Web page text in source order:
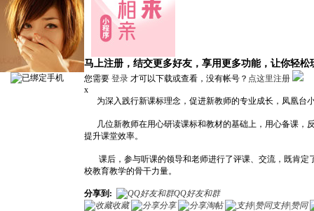
马上注册，结交更多好友，享用更多功能，让你轻松
您需要 登录 才可以下载或查看，没有帐号？ 点这里注册
x
为深入践行新课标理念，促进新教师的专业成长，凤凰台
几位新教师在用心研读课标和教材的基础上，用心备课，
提升课堂效率。
课后，参与听课的领导和老师进行了评课、交流，既肯定
校教育教学的骨干力量。
分享到:
QQ好友和群
收藏
分享 淘帖
支持|赞同